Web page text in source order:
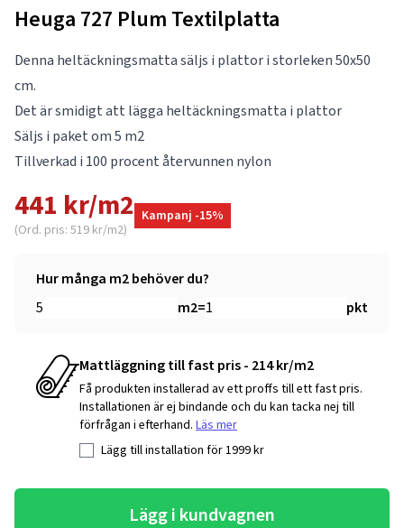
Heuga 727 Plum Textilplatta
Denna heltäckningsmatta säljs i plattor i storleken 50x50
cm.
Det är smidigt att lägga heltäckningsmatta i plattor
Säljs i paket om 5 m2
Tillverkad i 100 procent återvunnen nylon
441 kr/m2
(Ord. pris: 519 kr/m2)
Kampanj -15%
Hur många m2 behöver du?
m2= pkt
Mattläggning till fast pris - 214 kr/m2
Få produkten installerad av ett proffs till ett fast pris.
Installationen är ej bindande och du kan tacka nej till
förfrågan i efterhand. Läs mer
Lägg till installation för1999kr
Lägg i kundvagnen